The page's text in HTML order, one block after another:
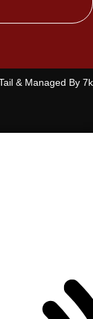
& Managed By 7k